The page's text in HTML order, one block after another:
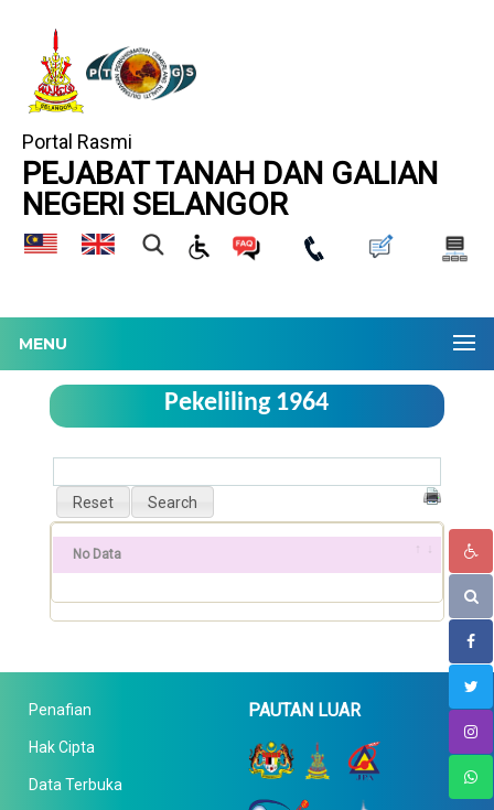
Portal Rasmi
PEJABAT TANAH DAN GALIAN
NEGERI SELANGOR
MENU
Pekeliling 1964
No Data
Penafian
Hak Cipta
Data Terbuka
PAUTAN LUAR